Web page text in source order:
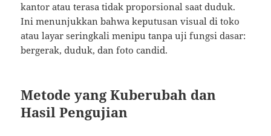
kantor atau terasa tidak proporsional saat duduk.
Ini menunjukkan bahwa keputusan visual di toko
atau layar seringkali menipu tanpa uji fungsi dasar:
bergerak, duduk, dan foto candid.
Metode yang Kuberubah dan
Hasil Pengujian